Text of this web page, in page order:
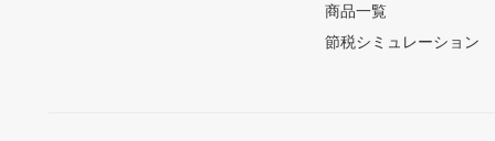
商品一覧
節税シミュレーション